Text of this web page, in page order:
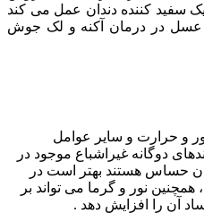
سفید کننده دندان عمل می کند
در درمان آکنه و لک جوش
و حرارت و سایر عوامل
دوگانه غیراشباع موجود در
حساس هستند بهتر است در
نور و گرما می تواند بر
آن را افزایش دهد .